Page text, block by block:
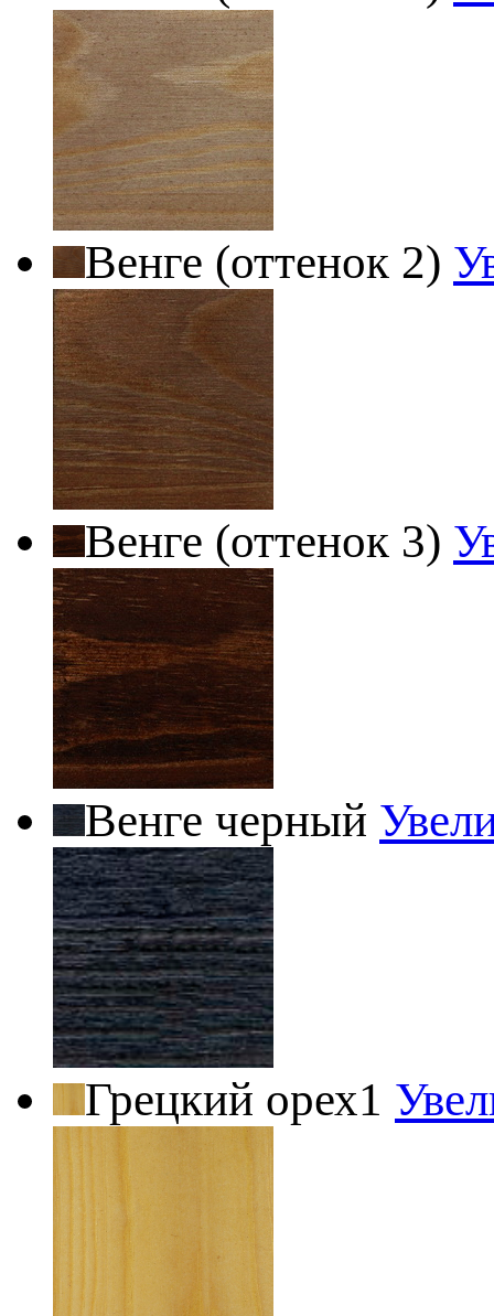
Венге (оттенок 2)
Венге (оттенок 3)
Венге черный
Грецкий орех1